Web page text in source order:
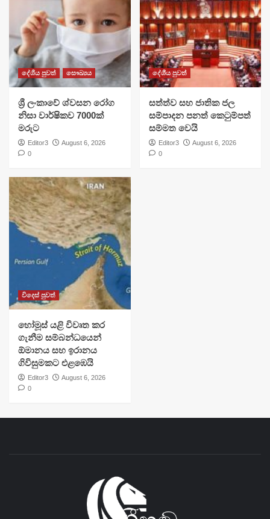
දේශීය පුවත් සෞඛ්‍යය
ශ්‍රී ලංකාවේ ශ්වසන රෝග
නිසා වාර්ෂිකව 7000ක්
මරුට
Editor3
August 6, 2026
0
දේශීය පුවත්
සත්ත්ව සහ ජාතික ජල
සම්පාදන පනත් කෙටුම්පත්
සම්මත වෙයි
Editor3
August 6, 2026
0
විදෙස් පුවත්
හෝමූස් යළි විවෘත කර
ගැනීම සම්බන්ධයෙන්
ඕමානය සහ ඉරානය
ගිවිසුමකට එළඹෙයි
Editor3
August 6, 2026
0